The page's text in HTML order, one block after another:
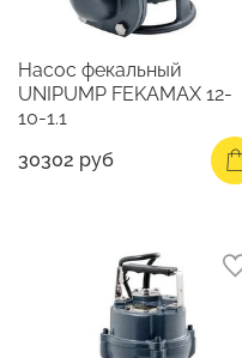
Насос фекальный
UNIPUMP FEKAMAX 12-
10-1.1
30302 руб